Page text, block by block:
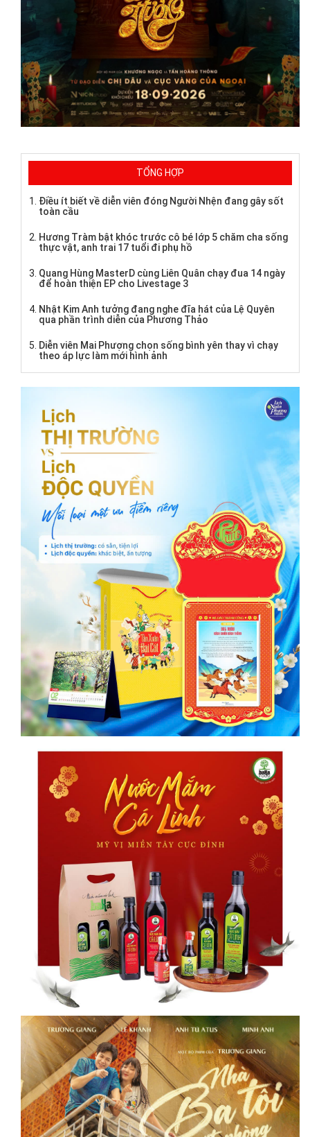
TỔNG HỢP
Điều ít biết về diễn viên đóng Người Nhện đang gây sốt
toàn cầu
Hương Tràm bật khóc trước cô bé lớp 5 chăm cha sống
thực vật, anh trai 17 tuổi đi phụ hồ
Quang Hùng MasterD cùng Liên Quân chạy đua 14 ngày
để hoàn thiện EP cho Livestage 3
Nhật Kim Anh tưởng đang nghe đĩa hát của Lệ Quyên
qua phần trình diễn của Phương Thảo
Diễn viên Mai Phượng chọn sống bình yên thay vì chạy
theo áp lực làm mới hình ảnh